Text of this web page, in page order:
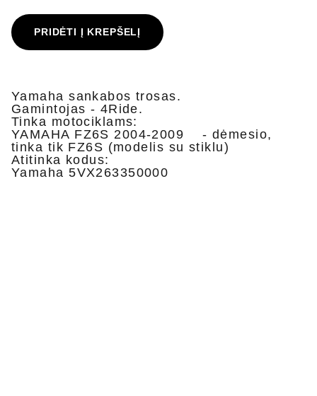
PRIDĖTI Į KREPŠELĮ
Yamaha sankabos trosas.
Gamintojas - 4Ride.
Tinka motociklams:
YAMAHA FZ6S 2004-2009 - dėmesio,
tinka tik FZ6S (modelis su stiklu)
Atitinka kodus:
Yamaha 5VX263350000